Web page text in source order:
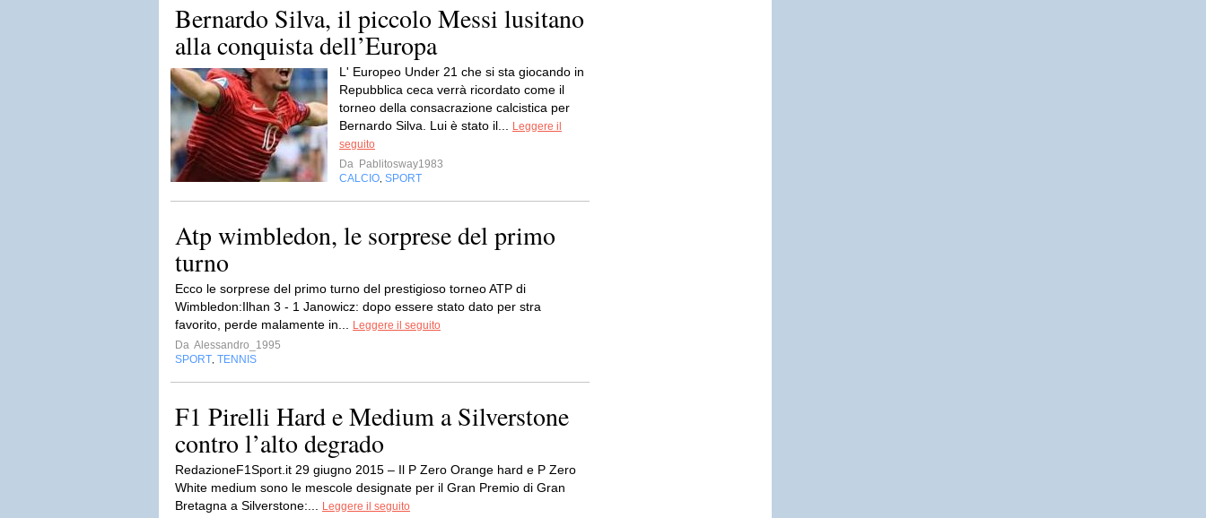
Bernardo Silva, il piccolo Messi lusitano
alla conquista dell’Europa
L' Europeo Under 21 che si sta giocando in
Repubblica ceca verrà ricordato come il
torneo della consacrazione calcistica per
Bernardo Silva. Lui è stato il...
Leggere il
seguito
Da Pablitosway1983
CALCIO SPORT
Atp wimbledon, le sorprese del primo
turno
Ecco le sorprese del primo turno del prestigioso torneo ATP di
Wimbledon:Ilhan 3 - 1 Janowicz: dopo essere stato dato per stra
favorito, perde malamente in...
Leggere il seguito
Da Alessandro_1995
SPORT TENNIS
F1 Pirelli Hard e Medium a Silverstone
contro l’alto degrado
RedazioneF1Sport.it 29 giugno 2015 – Il P Zero Orange hard e P Zero
White medium sono le mescole designate per il Gran Premio di Gran
Bretagna a Silverstone:...
Leggere il seguito